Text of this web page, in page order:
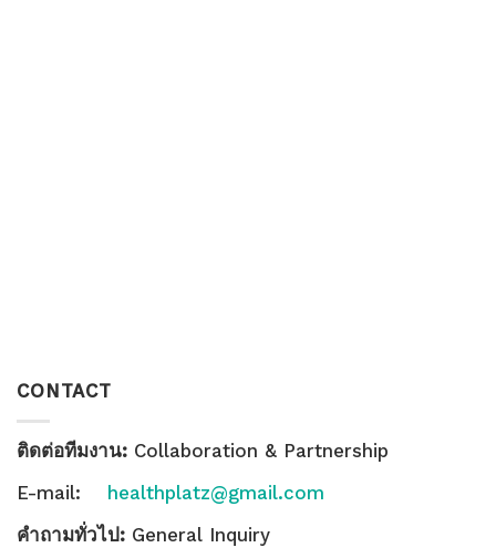
CONTACT
ติดต่อทีมงาน: Collaboration & Partnership
E-mail: healthplatz@gmail.com
คำถามทั่วไป: General Inquiry